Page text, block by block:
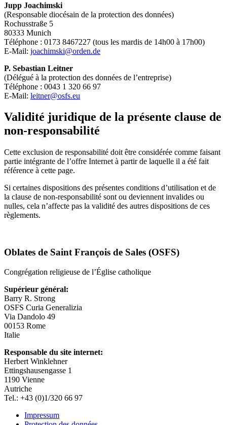
Jupp Joachimski
(Responsable diocésain de la protection des données)
Rochusstraße 5
80333 Munich
Téléphone : 0173 8467227 (tous les mardis de 14h00 à 17h00)
E-Mail: joachimski@orden.de
P. Sebastian Leitner
(Délégué à la protection des données de l’entreprise)
Téléphone : 0043 1 320 66 97
E-Mail: leitner@osfs.eu
Validité juridique de la présente clause de
non-responsabilité
Cette exclusion de responsabilité doit être considérée comme faisant
partie intégrante de l’offre Internet à partir de laquelle il a été fait
référence à cette page.
Si certaines dispositions des présentes conditions d’utilisation et de
la clause de non-responsabilité sont ou deviennent invalides ou
nulles, cela n’affecte pas la validité des autres dispositions de ces
règlements.
Oblates de Saint François de Sales (OSFS)
Congrégation religieuse de l’Église catholique
Supérieur général:
Barry R. Strong
OSFS Curia Generalizia
Via Dandolo 49
00153 Rome
Italie
Responsable du site internet:
Herbert Winklehner
Ettingshausengasse 1
1190 Vienne
Autriche
Tel.: +43 (0)1/320 66 97
Impressum